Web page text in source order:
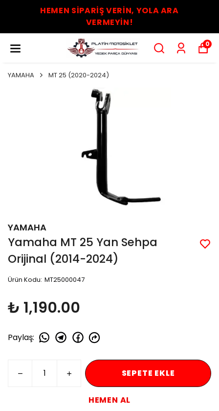
HEMEN SİPARİŞ VERİN, YOLA ARA
VERMEYİN!
0
YAMAHA MT 25 (2020-2024)
YAMAHA
Yamaha MT 25 Yan Sehpa
Orijinal (2014-2024)
Ürün Kodu: MT25000047
₺ 1,190.00
Paylaş:
SEPETE EKLE
HEMEN AL